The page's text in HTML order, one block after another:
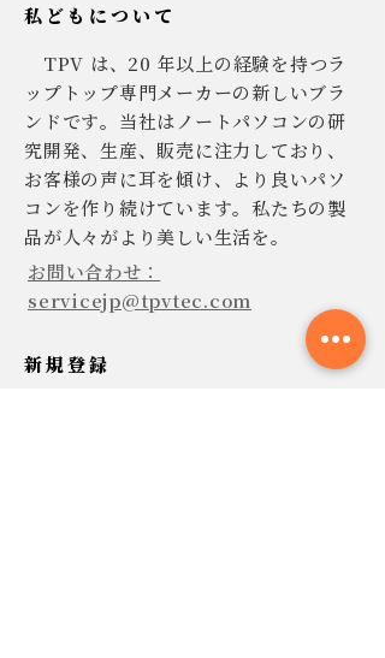
私どもについて
TPV は、20 年以上の経験を持つラ
ップトップ専門メーカーの新しいブラ
ンドです。当社はノートパソコンの研
究開発、生産、販売に注力しており、
お客様の声に耳を傾け、より良いパソ
コンを作り続けています。私たちの製
品が人々がより美しい生活を。
お問い合わせ：
servicejp@tpvtec.com
新規登録